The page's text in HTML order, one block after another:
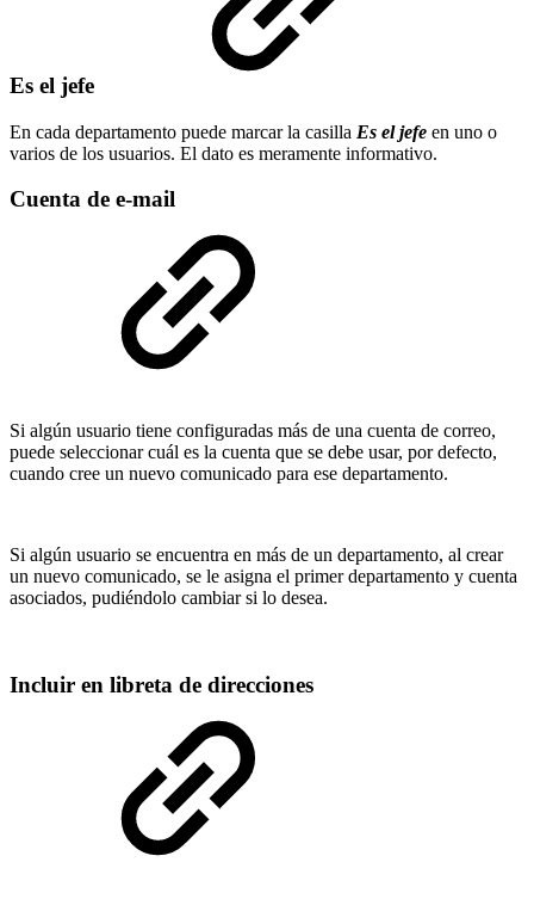
Es el jefe
En cada departamento puede marcar la casilla Es el jefe en uno o
varios de los usuarios. El dato es meramente informativo.
Cuenta de e-mail
Si algún usuario tiene configuradas más de una cuenta de correo,
puede seleccionar cuál es la cuenta que se debe usar, por defecto,
cuando cree un nuevo comunicado para ese departamento.
Si algún usuario se encuentra en más de un departamento, al crear
un nuevo comunicado, se le asigna el primer departamento y cuenta
asociados, pudiéndolo cambiar si lo desea.
Incluir en libreta de direcciones